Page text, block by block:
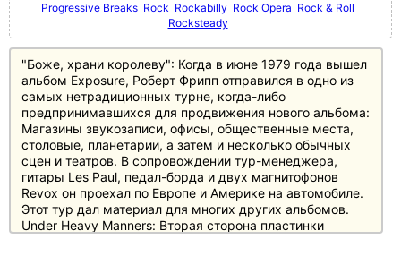
Progressive Breaks Rock Rockabilly Rock Opera Rock & Roll
Rocksteady
"Боже, храни королеву": Когда в июне 1979 года вышел
альбом Exposure, Роберт Фрипп отправился в одно из
самых нетрадиционных турне, когда-либо
предпринимавшихся для продвижения нового альбома:
Магазины звукозаписи, офисы, общественные места,
столовые, планетарии, а затем и несколько обычных
сцен и театров. В сопровождении тур-менеджера,
гитары Les Paul, педал-борда и двух магнитофонов
Revox он проехал по Европе и Америке на автомобиле.
Этот тур дал материал для многих других альбомов.
Under Heavy Manners: Вторая сторона пластинки